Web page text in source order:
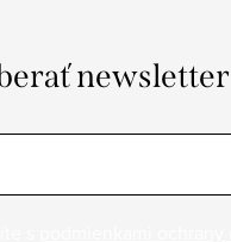
newsletter